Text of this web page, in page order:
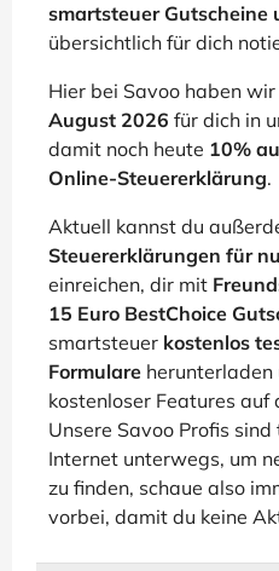
smartsteuer Gutscheine
übersichtlich für dich
Hier bei Savoo haben wir
August 2026 für dich in
damit noch heute 10%
Online-Steuererklärung.
Aktuell kannst du
Steuererklärungen für
einreichen, dir mit
15 Euro BestChoice
smartsteuer kostenlos
Formulare herunterladen
kostenloser Features
Unsere Savoo Profis
Internet unterwegs, um
zu finden, schaue also
vorbei, damit du keine